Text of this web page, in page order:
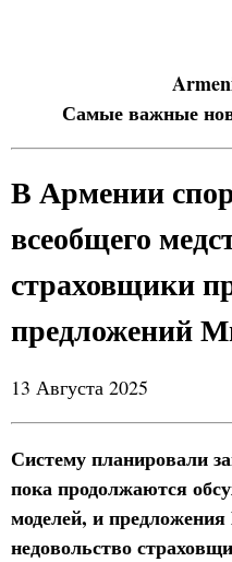
Самые важные
В Армении
всеобщего
страховщики
предложений
13 Августа 2025
Систему планировали
пока продолжаются
моделей, и
недовольство